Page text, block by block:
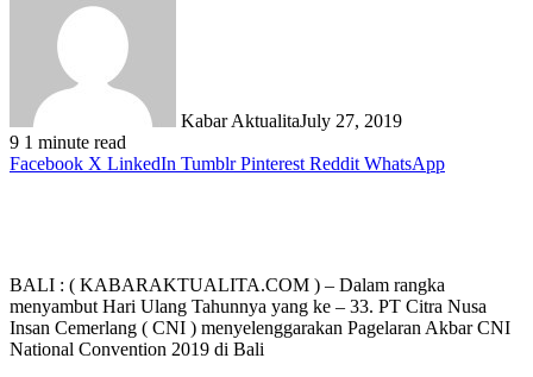
Kabar AktualitaJuly 27, 2019
9 1 minute read
Facebook X LinkedIn Tumblr Pinterest Reddit WhatsApp
BALI : ( KABARAKTUALITA.COM ) – Dalam rangka
menyambut Hari Ulang Tahunnya yang ke – 33. PT Citra Nusa
Insan Cemerlang ( CNI ) menyelenggarakan Pagelaran Akbar CNI
National Convention 2019 di Bali